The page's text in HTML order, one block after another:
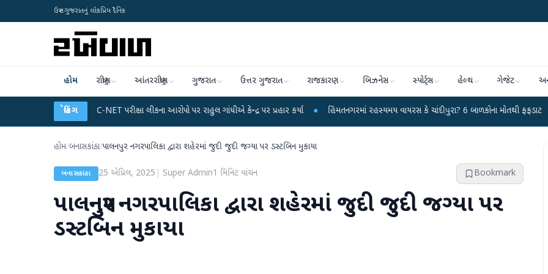
ઉત્તર ગુજરાતનું લોકપ્રિય દૈનિક
હોમ રાષ્ટ્રીય આંતરરાષ્ટ્રીય ગુજરાત ઉત્તર ગુજરાત રાજકારણ બિઝનેસ સ્પોર્ટ્સ હેલ્થ ગેજેટ
બ્રેકિંગ
UGC-NET પરીક્ષા લીકના આરોપો પર રાહુલ ગાંધીએ કેન્દ્ર પર પ્રહાર કર્યા ● હિંમતનગરમાં રહસ્યમય વાયરસ કે ચાંદીપુરા? 6 બાળકોના મોતથી ફફડાટ ● હવામાન
હોમ/બનાસકાંઠા/પાલનપુર નગરપાલિકા દ્વારા શહેરમાં જુદી જુદી જગ્યા પર ડસ્ટબિન મુકાયા
બનાસકાંઠા 25 એપ્રિલ, 2025 Super Admin1 મિનિટ વાંચન Bookmark
પાલનપુર નગરપાલિકા દ્વારા શહેરમાં જુદી જુદી જગ્યા પર
ડસ્ટબિન મુકાયા